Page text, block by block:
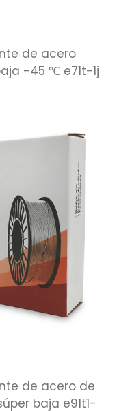
de acero
-45 ℃ e71t-1j
de acero de
baja e91t1-